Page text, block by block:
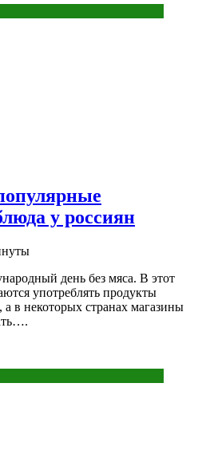
у россиян
день без мяса. В этот
употреблять продукты
в некоторых странах магазины